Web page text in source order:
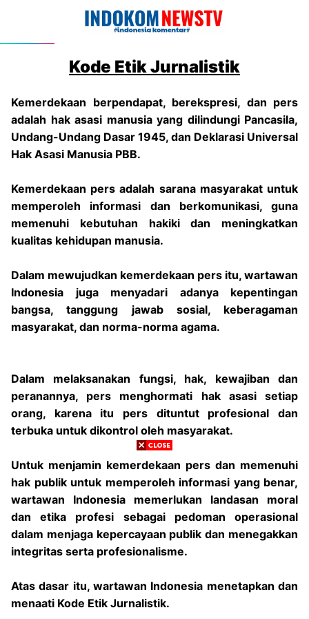
Kode Etik Jurnalistik
Kemerdekaan berpendapat, berekspresi, dan pers
adalah hak asasi manusia yang dilindungi Pancasila,
Undang-Undang Dasar 1945, dan Deklarasi Universal
Hak Asasi Manusia PBB.
Kemerdekaan pers adalah sarana masyarakat untuk
memperoleh informasi dan berkomunikasi, guna
memenuhi kebutuhan hakiki dan meningkatkan
kualitas kehidupan manusia.
Dalam mewujudkan kemerdekaan pers itu, wartawan
Indonesia juga menyadari adanya kepentingan
bangsa, tanggung jawab sosial, keberagaman
masyarakat, dan norma-norma agama.
Dalam melaksanakan fungsi, hak, kewajiban dan
peranannya, pers menghormati hak asasi setiap
orang, karena itu pers dituntut profesional dan
terbuka untuk dikontrol oleh masyarakat.
Untuk menjamin kemerdekaan pers dan memenuhi
hak publik untuk memperoleh informasi yang benar,
wartawan Indonesia memerlukan landasan moral
dan etika profesi sebagai pedoman operasional
dalam menjaga kepercayaan publik dan menegakkan
integritas serta profesionalisme.
Atas dasar itu, wartawan Indonesia menetapkan dan
menaati Kode Etik Jurnalistik.